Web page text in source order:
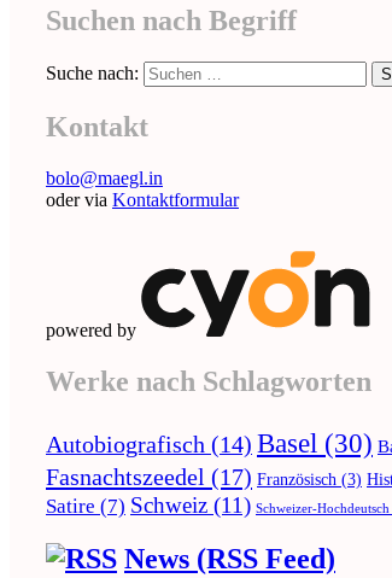
Suchen nach Begriff
Suche nach:
Kontakt
bolo@maegl.in
oder via Kontaktformular
powered by
Werke nach Schlagworten
Autobiografisch (14) Basel (30)
Fasnachtszeedel (17) Französisch (3)
Satire (7) Schweiz (11) Schweizer-Hochdeutsch
News (RSS Feed)